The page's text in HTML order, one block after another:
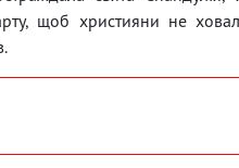
щоб християни не